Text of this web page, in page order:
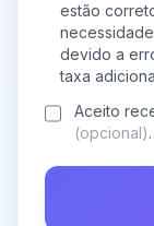
estão
devido a
taxa
Aceito
(opcional).